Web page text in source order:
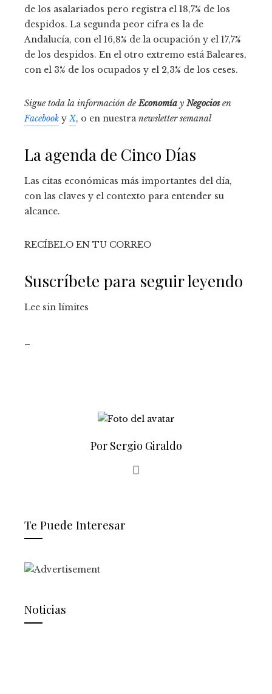
de los asalariados pero registra el 18,7% de los
despidos. La segunda peor cifra es la de
Andalucía, con el 16,8% de la ocupación y el 17,7%
de los despidos. En el otro extremo está Baleares,
con el 3% de los ocupados y el 2,3% de los ceses.
Sigue toda la información deEconomía y Negociosen
Facebook yX, o en nuestranewsletter semanal
La agenda de Cinco Días
Las citas económicas más importantes del día,
con las claves y el contexto para entender su
alcance.
RECÍBELO EN TU CORREO
Suscríbete para seguir leyendo
Lee sin límites
Por Sergio Giraldo
Te Puede Interesar
Noticias